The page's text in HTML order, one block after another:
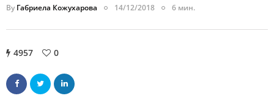
By Габриела Кожухарова 14/12/2018 6 мин.
4957 0